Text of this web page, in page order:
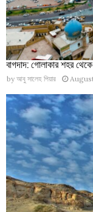
বাগদাদ: গোলাকার শহর
by আবু সালেহ পিয়ার